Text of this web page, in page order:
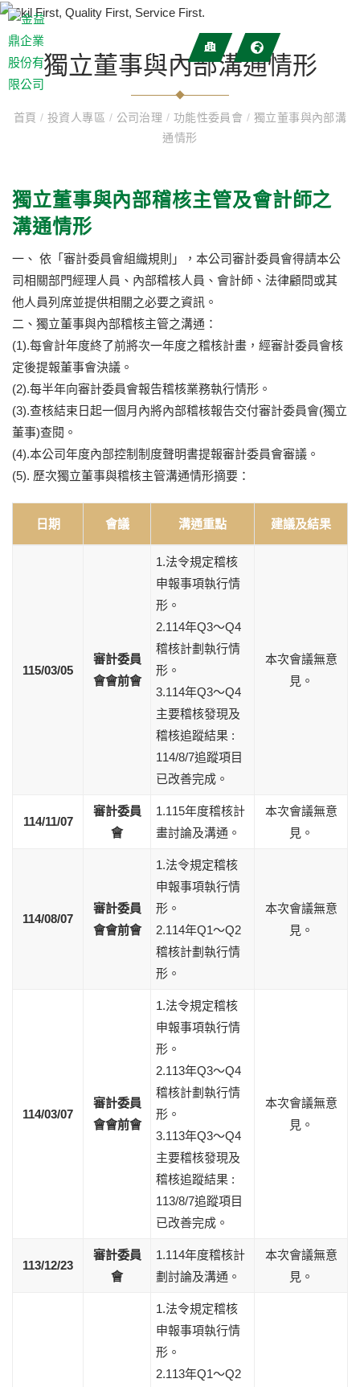
獨立董事與內部溝通情形
首頁/ 投資人專區 / 公司治理 / 功能性委員會 / 獨立董事與內部溝
通情形
獨立董事與內部稽核主管及會計師之
溝通情形
一、 依「審計委員會組織規則」，本公司審計委員會得請本公
司相關部門經理人員、內部稽核人員、會計師、法律顧問或其
他人員列席並提供相關之必要之資訊。
二、獨立董事與內部稽核主管之溝通：
(1).每會計年度終了前將次一年度之稽核計畫，經審計委員會核
定後提報董事會決議。
(2).每半年向審計委員會報告稽核業務執行情形。
(3).查核結束日起一個月內將內部稽核報告交付審計委員會(獨立
董事)查閱。
(4).本公司年度內部控制制度聲明書提報審計委員會審議。
(5). 歷次獨立董事與稽核主管溝通情形摘要：
日期 會議 溝通重點 建議及結果
115/03/05
審計委員
會會前會
1.法令規定稽核
申報事項執行情
形。
2.114年Q3～Q4
稽核計劃執行情
形。
3.114年Q3～Q4
主要稽核發現及
稽核追蹤結果 :
114/8/7追蹤項目
已改善完成。
本次會議無意
見。
114/11/07
審計委員
會
1.115年度稽核計
畫討論及溝通。
本次會議無意
見。
114/08/07
審計委員
會會前會
1.法令規定稽核
申報事項執行情
形。
2.114年Q1～Q2
稽核計劃執行情
形。
本次會議無意
見。
114/03/07
審計委員
會會前會
1.法令規定稽核
申報事項執行情
形。
2.113年Q3～Q4
稽核計劃執行情
形。
3.113年Q3～Q4
主要稽核發現及
稽核追蹤結果 :
113/8/7追蹤項目
已改善完成。
本次會議無意
見。
113/12/23
審計委員
會
1.114年度稽核計
劃討論及溝通。
本次會議無意
見。
1.法令規定稽核
申報事項執行情
形。
2.113年Q1～Q2